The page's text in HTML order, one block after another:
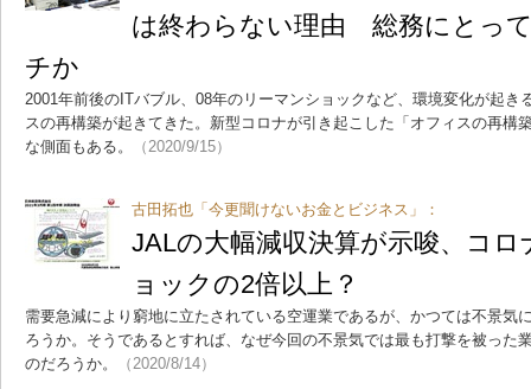
は終わらない理由 総務にとっ
チか
2001年前後のITバブル、08年のリーマンショックなど、環境変化が起き
スの再構築が起きてきた。新型コロナが引き起こした「オフィスの再構
な側面もある。
（2020/9/15）
古田拓也「今更聞けないお金とビジネス」：
JALの大幅減収決算が示唆、コ
ョックの2倍以上？
需要急減により窮地に立たされている空運業であるが、かつては不景気
ろうか。そうであるとすれば、なぜ今回の不景気では最も打撃を被った
のだろうか。
（2020/8/14）